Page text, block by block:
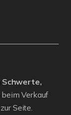
Schwerte,
Verkauf
Seite.